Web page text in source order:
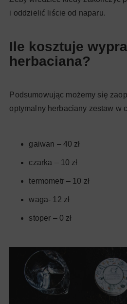
i oddzielić liście od naparu.
Ile kosztuje
herbaciana?
Podsumowując możemy się
optymalny herbaciany zestaw w
gaiwan – 40 zł
czarka – 10 zł
termometr – 10 zł
waga- 12 zł
stoper – 0 zł